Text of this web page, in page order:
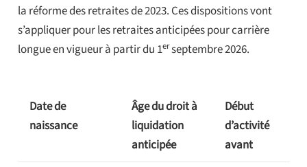
la réforme des retraites de 2023. Ces dispositions vont
s’appliquer pour les retraites anticipées pour carrière
longue en vigueur à partir du 1erseptembre 2026.
Date de
naissance
Âge du droit à
liquidation
anticipée
Début
d’activité
avant